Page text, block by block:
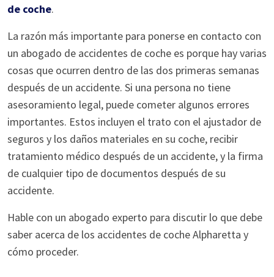
Alpharetta
de
coche
de coche.
La razón más importante para ponerse en contacto con
un abogado de accidentes de coche es porque hay varias
cosas que ocurren dentro de las dos primeras semanas
después de un accidente. Si una persona no tiene
asesoramiento legal, puede cometer algunos errores
importantes. Estos incluyen el trato con el ajustador de
seguros y los daños materiales en su coche, recibir
tratamiento médico después de un accidente, y la firma
de cualquier tipo de documentos después de su
accidente.
Hable con un abogado experto para discutir lo que debe
saber acerca de los accidentes de coche Alpharetta y
cómo proceder.